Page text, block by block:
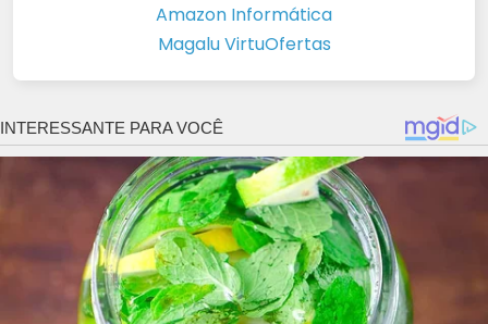
Amazon Informática
Magalu VirtuOfertas